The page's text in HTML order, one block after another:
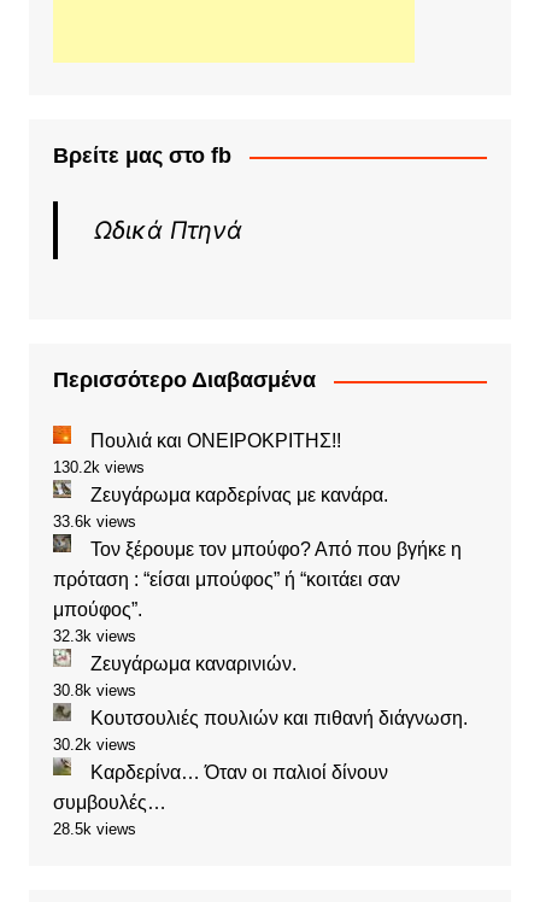
Βρείτε μας στο fb
Ωδικά Πτηνά
Περισσότερο Διαβασμένα
Πουλιά και ΟΝΕΙΡΟΚΡΙΤΗΣ!!
130.2k views
Ζευγάρωμα καρδερίνας με κανάρα.
33.6k views
Τον ξέρουμε τον μπούφο? Από που βγήκε η
πρόταση : “είσαι μπούφος” ή “κοιτάει σαν
μπούφος”.
32.3k views
Ζευγάρωμα καναρινιών.
30.8k views
Κουτσουλιές πουλιών και πιθανή διάγνωση.
30.2k views
Καρδερίνα… Όταν οι παλιοί δίνουν
συμβουλές…
28.5k views